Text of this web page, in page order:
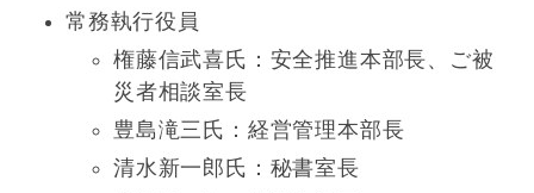
常務執行役員
権藤信武喜氏：安全推進本部長、ご被
災者相談室長
豊島滝三氏：経営管理本部長
清水新一郎氏：秘書室長